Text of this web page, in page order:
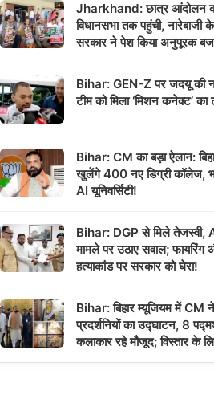
Jharkhand: छात्र आंदोलन
विधानसभा तक पहुंची, नारेबाजी
सरकार ने पेश किया अनुपूरक
Bihar: GEN-Z पर जदयू की
टीम को मिला ‘मिशन कनेक्ट’ का
Bihar: CM का बड़ा ऐलान:
खुलेंगे 400 नए डिग्री कॉलेज,
AI यूनिवर्सिटी!
Bihar: DGP से मिले तेजस्वी,
मामले पर उठाए सवाल; फायरिंग
हत्याकांड पर सरकार को घेरा!
Bihar: बिहार म्यूजियम में CM
प्रदर्शनियों का उद्घाटन, 8
कलाकार रहे मौजूद; विस्तार के
जमीन मिली!